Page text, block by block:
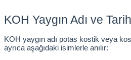
KOH Yaygın Adı ve
KOH yaygın adı potas kostik veya
ayrıca aşağıdaki isimlerle anılır: